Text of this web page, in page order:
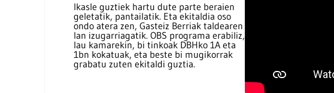
Ikasle guztiek hartu dute parte beraien
geletatik, pantailatik. Eta ekitaldia oso
ondo atera zen, Gasteiz Berriak taldearen
lan izugarriagatik. OBS programa erabiliz,
lau kamarekin, bi tinkoak DBHko 1A eta
1bn kokatuak, eta beste bi mugikorrak
grabatu zuten ekitaldi guztia.